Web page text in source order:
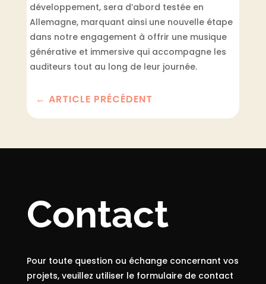
développement, sera d’abord testée en
Allemagne, marquant ainsi une nouvelle étape
dans notre engagement à offrir une musique
générative et immersive qui accompagne les
auditeurs tout au long de leur journée.
← ARTICLE PRÉCÉDENT
Contact
Pour toute question ou échange concernant vos
projets, veuillez utiliser le formulaire de contact